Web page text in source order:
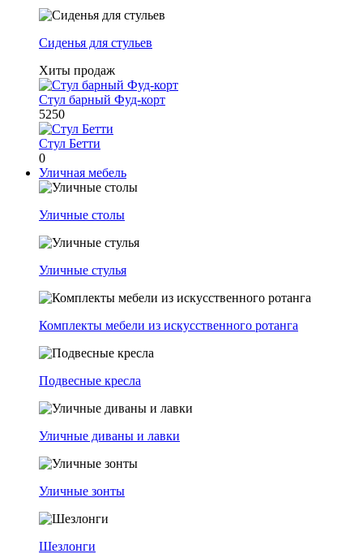
Сиденья для стульев
Хиты продаж
Стул барный Фуд-корт
5250
Стул Бетти
0
Уличная мебель
Уличные столы
Уличные стулья
Комплекты мебели из искусственного ротанга
Подвесные кресла
Уличные диваны и лавки
Уличные зонты
Шезлонги